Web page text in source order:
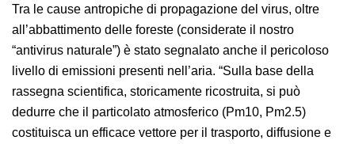
occidentale dove vivono alcuni pipistrelli portatori di
Ebola.
Tra le cause antropiche di propagazione del virus, oltre
all’abbattimento delle foreste (considerate il nostro
“antivirus naturale”) è stato segnalato anche il
pericoloso livello di emissioni presenti nell’aria. “Sulla